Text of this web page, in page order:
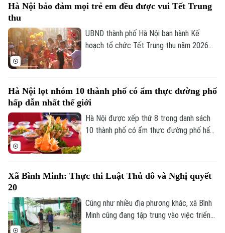
Chuyên mục
Thời sự
Hà Nội
Chính trị
Hà Nội
Nhịp sống Hà Nội
nghiệp văn hóa đối với tăng trưởng kinh
định chính sách.
Hà Nội bảo đảm mọi trẻ em đều được vui Tết Trung
thu
UBND thành phố Hà Nội ban hành Kế
hoạch tổ chức Tết Trung thu năm 2026
thăm hỏi, tặng quà đầy đủ, kịp thời.
Hà Nội lọt nhóm 10 thành phố có ẩm thực đường phố
hấp dẫn nhất thế giới
Hà Nội được xếp thứ 8 trong danh sách
10 thành phố có ẩm thực đường phố hấp
Xã Bình Minh: Thực thi Luật Thủ đô và Nghị quyết
20
Cũng như nhiều địa phương khác, xã Bình
Minh cũng đang tập trung vào việc triển